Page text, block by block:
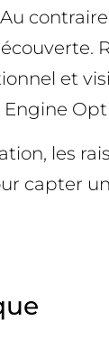
et
les
capter